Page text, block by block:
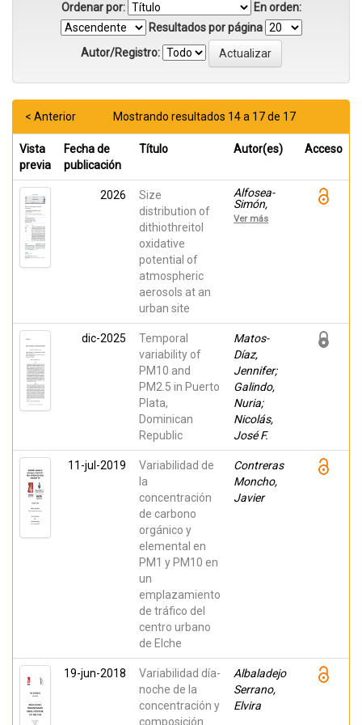
Ordenar por:
En orden:
Resultados por página
Autor/Registro:
Mostrando resultados 14 a 17 de 17
< Anterior
Vista
previa
Fecha de
publicación
Título Autor(es) Acceso
2026
Size
distribution of
dithiothreitol
oxidative
potential of
atmospheric
aerosols at an
urban site
Alfosea-
Simón,
Marina;
Galindo,
José
Francisco;
Crespo,
Javier;
Yubero,
Eduardo
Ver más
dic-2025
Temporal
variability of
PM10 and
PM2.5 in Puerto
Plata,
Dominican
Republic
Matos-
Díaz,
Jennifer;
Galindo,
Nuria;
Nicolás,
José F.
11-jul-2019
Variabilidad de
la
concentración
de carbono
orgánico y
elemental en
PM1 y PM10 en
un
emplazamiento
de tráfico del
centro urbano
de Elche
Contreras
Moncho,
Javier
19-jun-2018
Variabilidad día-
noche de la
concentración y
composición
Albaladejo
Serrano,
Elvira